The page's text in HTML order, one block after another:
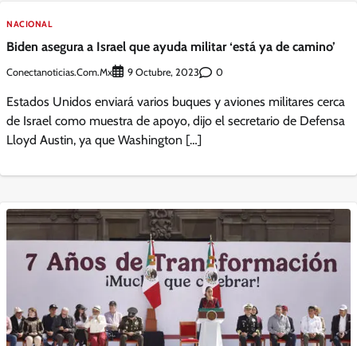
NACIONAL
Biden asegura a Israel que ayuda militar ‘está ya de camino’
Conectanoticias.com.mx 9 Octubre, 2023 0
Estados Unidos enviará varios buques y aviones militares cerca
de Israel como muestra de apoyo, dijo el secretario de Defensa
Lloyd Austin, ya que Washington […]